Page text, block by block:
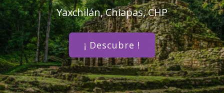
Yaxchilán, Chiapas, CHP
¡ Descubre !